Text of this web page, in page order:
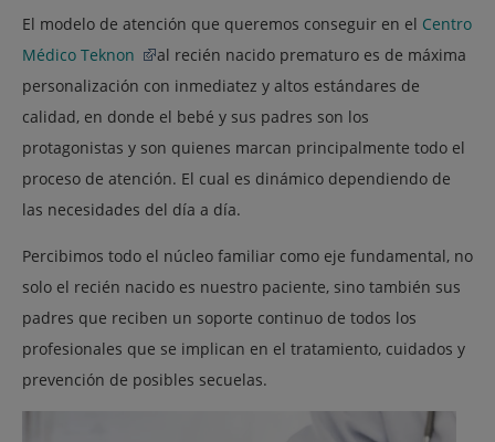
El modelo de atención que queremos conseguir en el Centro
Médico Teknon
al recién nacido prematuro es de máxima
personalización con inmediatez y altos estándares de
calidad, en donde el bebé y sus padres son los
protagonistas y son quienes marcan principalmente todo el
proceso de atención. El cual es dinámico dependiendo de
las necesidades del día a día.
Percibimos todo el núcleo familiar como eje fundamental, no
solo el recién nacido es nuestro paciente, sino también sus
padres que reciben un soporte continuo de todos los
profesionales que se implican en el tratamiento, cuidados y
prevención de posibles secuelas.